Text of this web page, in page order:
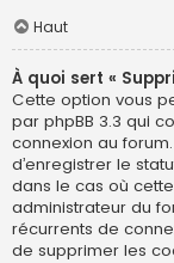
Haut
À quoi sert «
Cette option vous
par phpBB 3.3 qui
connexion au
d’enregistrer le
dans le cas où
administrateur du
récurrents de
de supprimer les